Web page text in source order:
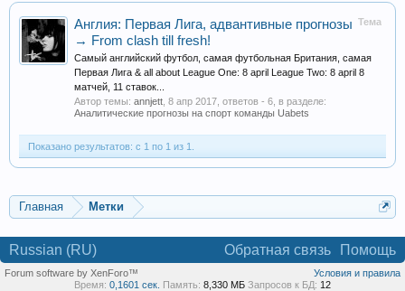
Тема
Англия: Первая Лига, адвантивные прогнозы
→ From clash till fresh!
Самый английский футбол, самая футбольная Британия, самая
Первая Лига & all about League One: 8 april League Two: 8 april 8
матчей, 11 ставок...
Автор темы: annjett 8 апр 2017 , ответов - 6, в разделе:
Аналитические прогнозы на спорт команды Uabets
Показано результатов: с 1 по 1 из 1.
Главная Метки
Russian (RU) Обратная связь Помощь
Условия и правила
Forum software by XenForo™
Время: 0,1601 сек. Память: 8,330 МБ Запросов к БД: 12